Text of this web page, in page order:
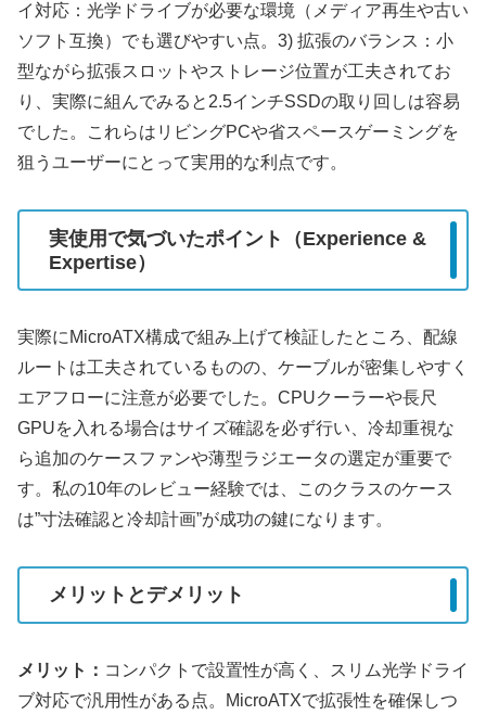
イ対応：光学ドライブが必要な環境（メディア再生や古い
ソフト互換）でも選びやすい点。3) 拡張のバランス：小
型ながら拡張スロットやストレージ位置が工夫されてお
り、実際に組んでみると2.5インチSSDの取り回しは容易
でした。これらはリビングPCや省スペースゲーミングを
狙うユーザーにとって実用的な利点です。
実使用で気づいたポイント（Experience &
Expertise）
実際にMicroATX構成で組み上げて検証したところ、配線
ルートは工夫されているものの、ケーブルが密集しやすく
エアフローに注意が必要でした。CPUクーラーや長尺
GPUを入れる場合はサイズ確認を必ず行い、冷却重視な
ら追加のケースファンや薄型ラジエータの選定が重要で
す。私の10年のレビュー経験では、このクラスのケース
は”寸法確認と冷却計画”が成功の鍵になります。
メリットとデメリット
メリット： コンパクトで設置性が高く、スリム光学ドライ
ブ対応で汎用性がある点。MicroATXで拡張性を確保しつ